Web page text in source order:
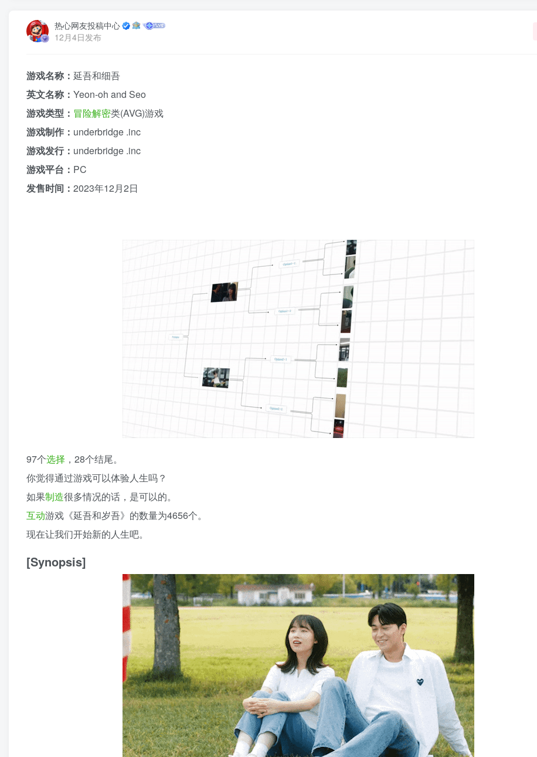
热心网友投稿中心
12月4日发布
游戏名称： 延吾和细吾
英文名称： Yeon-oh and Seo
游戏类型： 冒险解密类(AVG)游戏
游戏制作： underbridge .inc
游戏发行： underbridge .inc
游戏平台： PC
发售时间： 2023年12月2日
97个选择 ，28个结尾。
你觉得通过游戏可以体验人生吗？
如果制造很多情况的话，是可以的。
互动游戏《延吾和岁吾》的数量为4656个。
现在让我们开始新的人生吧。
[Synopsis]